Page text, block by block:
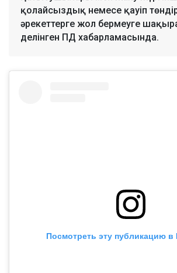
қолайсыздық немесе қауіп
әрекеттерге жол бермеуге
делінген ПД хабарламасында.
Посмотреть эту публикацию в